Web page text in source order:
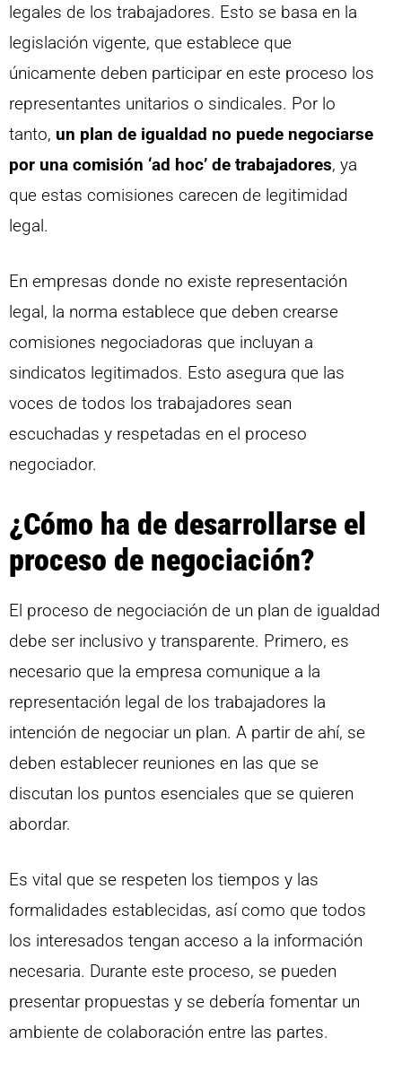
legales de los trabajadores. Esto se basa en la
legislación vigente, que establece que
únicamente deben participar en este proceso los
representantes unitarios o sindicales. Por lo
tanto, un plan de igualdad no puede negociarse
por una comisión ‘ad hoc’ de trabajadores, ya
que estas comisiones carecen de legitimidad
legal.
En empresas donde no existe representación
legal, la norma establece que deben crearse
comisiones negociadoras que incluyan a
sindicatos legitimados. Esto asegura que las
voces de todos los trabajadores sean
escuchadas y respetadas en el proceso
negociador.
¿Cómo ha de desarrollarse el
proceso de negociación?
El proceso de negociación de un plan de igualdad
debe ser inclusivo y transparente. Primero, es
necesario que la empresa comunique a la
representación legal de los trabajadores la
intención de negociar un plan. A partir de ahí, se
deben establecer reuniones en las que se
discutan los puntos esenciales que se quieren
abordar.
Es vital que se respeten los tiempos y las
formalidades establecidas, así como que todos
los interesados tengan acceso a la información
necesaria. Durante este proceso, se pueden
presentar propuestas y se debería fomentar un
ambiente de colaboración entre las partes.